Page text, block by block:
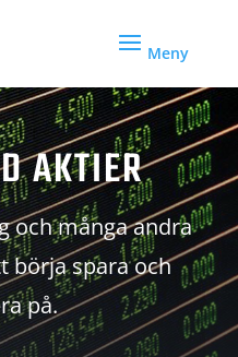
AKTIER
och många andra
börja spara och
på.